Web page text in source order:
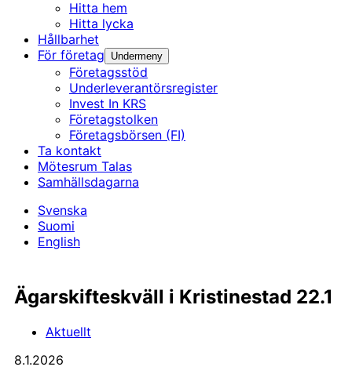
Hitta hem
Hitta lycka
Hållbarhet
För företag
Undermeny
Företagsstöd
Underleverantörs­register
Invest In KRS
Företagstolken
Företagsbörsen (FI)
Ta kontakt
Mötesrum Talas
Samhällsdagarna
Svenska
Suomi
English
Ägarskifteskväll i Kristinestad 22.1
Aktuellt
8.1.2026